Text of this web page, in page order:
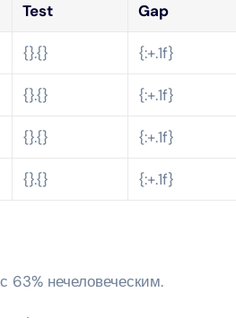
Test Gap
{}.{} {:+.1f}
{}.{} {:+.1f}
{}.{} {:+.1f}
{}.{} {:+.1f}
нечеловеческим.